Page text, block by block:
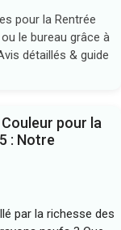
pour la Rentrée
le bureau grâce à
détaillés & guide
pour la
: Notre
par la richesse des